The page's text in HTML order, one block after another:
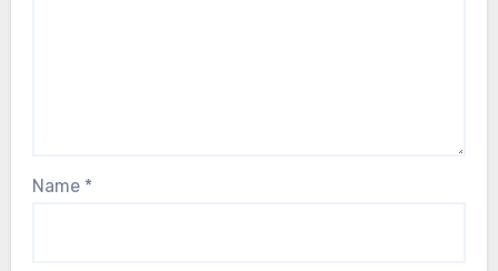
Name *